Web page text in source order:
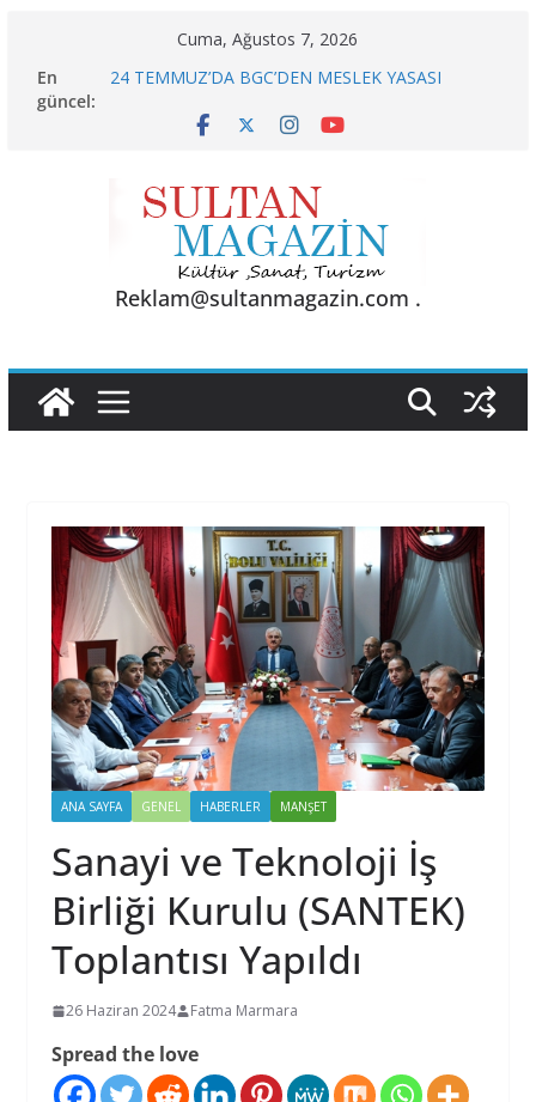
content
Cuma, Ağustos 7, 2026
En
güncel:
24 TEMMUZ’DA BGC’DEN MESLEK YASASI
KELİMELER YETMEZ
BU KALP
AKGÜL: “BOLU, KRİZLERLE DEĞİL HİZMETLE
YÖNETİLMEYİ HAK EDİYOR”
Reklam@sultanmagazin.com .
ANA SAYFA GENEL HABERLER MANŞET
Sanayi ve Teknoloji İş
Birliği Kurulu (SANTEK)
Toplantısı Yapıldı
26 Haziran 2024 Fatma Marmara
Spread the love